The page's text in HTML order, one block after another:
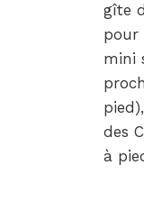
gîte
pour
mini
des
à